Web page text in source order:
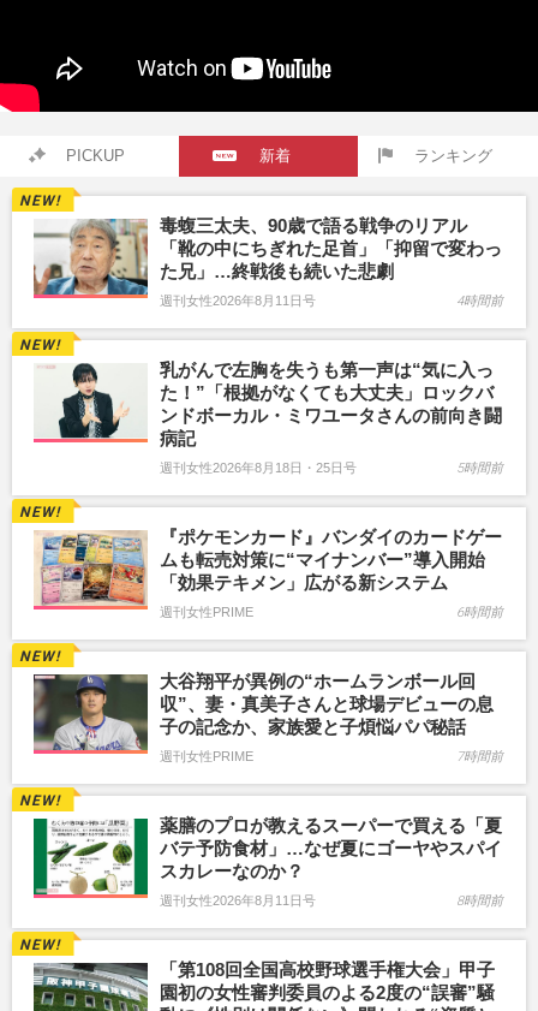
PICKUP 新着 ランキング
毒蝮三太夫、90歳で語る戦争のリアル
「靴の中にちぎれた足首」「抑留で変わっ
た兄」…終戦後も続いた悲劇
週刊女性2026年8月11日号 4時間前
乳がんで左胸を失うも第一声は“気に入っ
た！”「根拠がなくても大丈夫」ロックバ
ンドボーカル・ミワユータさんの前向き闘
病記
週刊女性2026年8月18日・25日号 5時間前
『ポケモンカード』バンダイのカードゲー
ムも転売対策に“マイナンバー”導入開始
「効果テキメン」広がる新システム
週刊女性PRIME 6時間前
大谷翔平が異例の“ホームランボール回
収”、妻・真美子さんと球場デビューの息
子の記念か、家族愛と子煩悩パパ秘話
週刊女性PRIME 7時間前
薬膳のプロが教えるスーパーで買える「夏
バテ予防食材」…なぜ夏にゴーヤやスパイ
スカレーなのか？
週刊女性2026年8月11日号 8時間前
「第108回全国高校野球選手権大会」甲子
園初の女性審判委員のよる2度の“誤審”騒